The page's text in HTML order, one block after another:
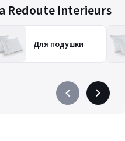
Redoute Interieurs
Для подушки
PrécédentSuivant